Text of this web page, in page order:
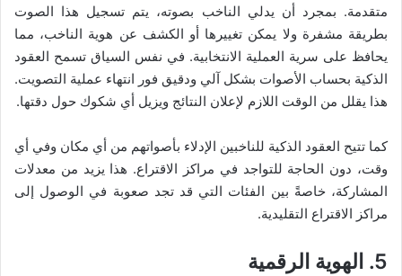
متقدمة. بمجرد أن يدلي الناخب بصوته، يتم تسجيل هذا الصوت
بطريقة مشفرة ولا يمكن تغييرها أو الكشف عن هوية الناخب، مما
يحافظ على سرية العملية الانتخابية. في نفس السياق تسمح العقود
الذكية بحساب الأصوات بشكل آلي ودقيق فور انتهاء عملية التصويت.
هذا يقلل من الوقت اللازم لإعلان النتائج ويزيل أي شكوك حول دقتها.
كما تتيح العقود الذكية للناخبين الإدلاء بأصواتهم من أي مكان وفي أي
وقت، دون الحاجة للتواجد في مراكز الاقتراع. هذا يزيد من معدلات
المشاركة، خاصةً بين الفئات التي قد تجد صعوبة في الوصول إلى
مراكز الاقتراع التقليدية.
5. الهوية الرقمية